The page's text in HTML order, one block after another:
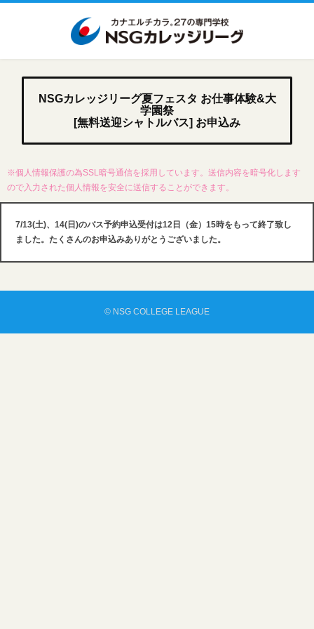
NSGカレッジリーグ夏フェスタ お仕事体験&大
学園祭
[無料送迎シャトルバス] お申込み
※個人情報保護の為SSL暗号通信を採用しています。送信内容を暗号化します
ので入力された個人情報を安全に送信することができます。
7/13(土)、14(日)のバス予約申込受付は12日（金）15時をもって終了致し
ました。たくさんのお申込みありがとうございました。
© NSG COLLEGE LEAGUE